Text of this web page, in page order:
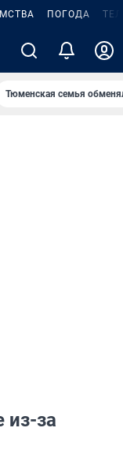
ПОГОДА
Тюменская семья
из-за